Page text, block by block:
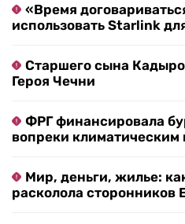
«Время
использовать Starlink
Старшего сына
Героя Чечни
ФРГ финансировала
вопреки климатическим
Мир, деньги, жилье:
расколола